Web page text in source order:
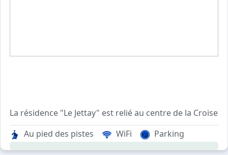
La résidence "Le Jettay" est relié au centre de la
Au pied des pistes
WiFi Parking